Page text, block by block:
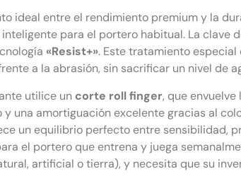
ideal entre el rendimiento premium y la
para el portero habitual. La clave
«Resist+». Este tratamiento
a la abrasión, sin sacrificar un nivel de
utilice un corte roll finger, que
una amortiguación excelente gracias al
un equilibrio perfecto entre sensibilidad,
el portero que entrena y juega
artificial o tierra), y necesita que su